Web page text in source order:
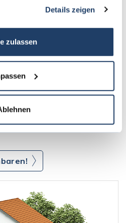
Details zeigen
zulassen
Langen bieten wir Ihnen diese